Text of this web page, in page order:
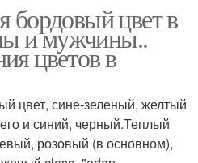
бордовый цвет в
и мужчины..
цветов в
цвет, сине-зеленый, желтый
и синий, черный.Теплый
розовый (в основном),